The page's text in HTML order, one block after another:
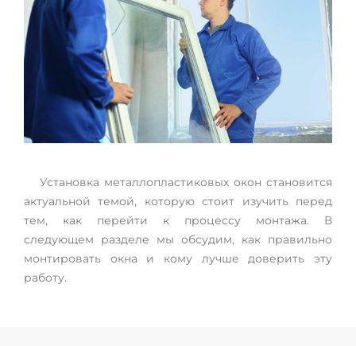
Установка металлопластиковых окон становится
актуальной темой, которую стоит изучить перед
тем, как перейти к процессу монтажа. В
следующем разделе мы обсудим, как правильно
монтировать окна и кому лучше доверить эту
работу.